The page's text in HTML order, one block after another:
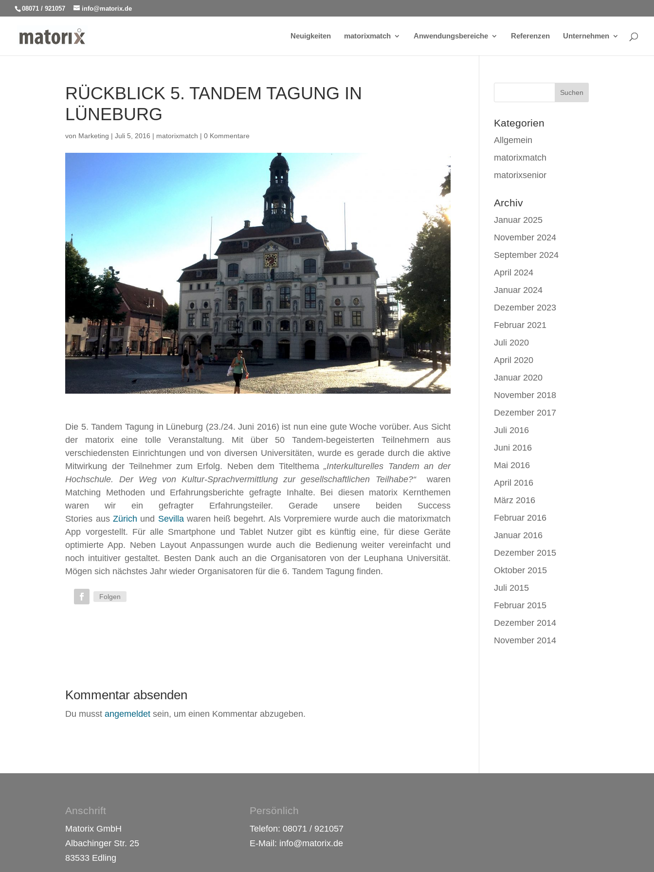
08071 / 921057 info@matorix.de
Neuigkeiten matorixmatch Anwendungsbereiche Referenzen Unternehmen
RÜCKBLICK 5. TANDEM TAGUNG IN
LÜNEBURG
von Marketing |Juli 5, 2016 | matorixmatch |0 Kommentare
Die 5. Tandem Tagung in Lüneburg (23./24. Juni 2016) ist nun eine gute Woche vorüber. Aus Sicht
der matorix eine tolle Veranstaltung. Mit über 50 Tandem-begeisterten Teilnehmern aus
verschiedensten Einrichtungen und von diversen Universitäten, wurde es gerade durch die aktive
Mitwirkung der Teilnehmer zum Erfolg. Neben dem Titelthema„Interkulturelles Tandem an der
Hochschule. Der Weg von Kultur-Sprachvermittlung zur gesellschaftlichen Teilhabe?“
waren
Matching Methoden und Erfahrungsberichte gefragte Inhalte. Bei diesen matorix Kernthemen
waren wir ein gefragter Erfahrungsteiler. Gerade unsere beiden Success
Stories aus Zürich und Sevillawaren heiß begehrt. Als Vorpremiere wurde auch die matorixmatch
App vorgestellt. Für alle Smartphone und Tablet Nutzer gibt es künftig eine, für diese Geräte
optimierte App. Neben Layout Anpassungen wurde auch die Bedienung weiter vereinfacht und
noch intuitiver gestaltet. Besten Dank auch an die Organisatoren von der Leuphana Universität.
Mögen sich nächstes Jahr wieder Organisatoren für die 6. Tandem Tagung finden.
Folgen
Kommentar absenden
Du musstangemeldet sein, um einen Kommentar abzugeben.
Kategorien
Allgemein
matorixmatch
matorixsenior
Archiv
Januar 2025
November 2024
September 2024
April 2024
Januar 2024
Dezember 2023
Februar 2021
Juli 2020
April 2020
Januar 2020
November 2018
Dezember 2017
Juli 2016
Juni 2016
Mai 2016
April 2016
März 2016
Februar 2016
Januar 2016
Dezember 2015
Oktober 2015
Juli 2015
Februar 2015
Dezember 2014
November 2014
Anschrift
Matorix GmbH
Albachinger Str. 25
83533 Edling
Persönlich
Telefon: 08071 / 921057
E-Mail: info@matorix.de